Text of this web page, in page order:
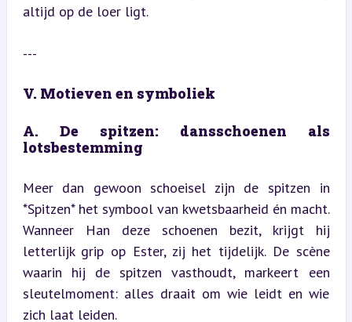
altijd op de loer ligt.
---
V. Motieven en symboliek
A. De spitzen: dansschoenen als
lotsbestemming
Meer dan gewoon schoeisel zijn de spitzen in
*Spitzen* het symbool van kwetsbaarheid én macht.
Wanneer Han deze schoenen bezit, krijgt hij
letterlijk grip op Ester, zij het tijdelijk. De scène
waarin hij de spitzen vasthoudt, markeert een
sleutelmoment: alles draait om wie leidt en wie
zich laat leiden.